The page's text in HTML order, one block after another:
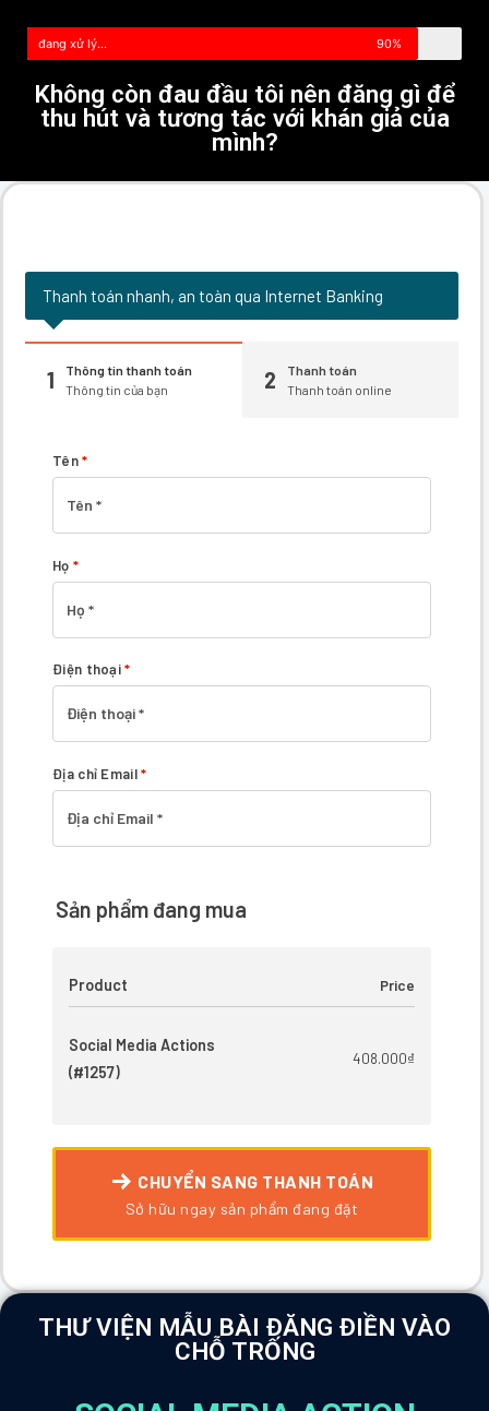
đang xử lý... 90%
Không còn đau đầu tôi nên đăng gì để
thu hút và tương tác với khán giả của
mình?
Thanh toán nhanh, an toàn qua Internet Banking
1
Thông tin thanh toán
Thông tin của bạn
2
Thanh toán
Thanh toán online
Tên*
Họ *
Điện thoại*
Địa chỉ Email*
Sản phẩm đang mua
Product Price
Social Media Actions
(#1257)
408.000₫
CHUYỂN SANG THANH TOÁN
Sở hữu ngay sản phẩm đang đặt
THƯ VIỆN MẪU BÀI ĐĂNG ĐIỀN VÀO
CHỖ TRỐNG